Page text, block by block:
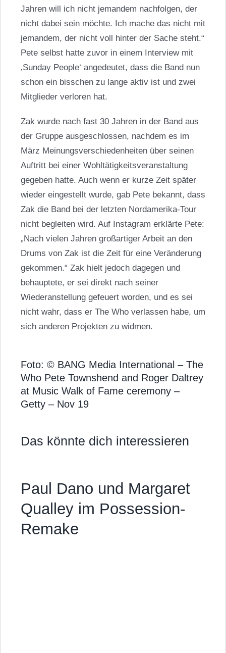
Jahren will ich nicht jemandem nachfolgen, der
nicht dabei sein möchte. Ich mache das nicht mit
jemandem, der nicht voll hinter der Sache steht.“
Pete selbst hatte zuvor in einem Interview mit
‚Sunday People‘ angedeutet, dass die Band nun
schon ein bisschen zu lange aktiv ist und zwei
Mitglieder verloren hat.
Zak wurde nach fast 30 Jahren in der Band aus
der Gruppe ausgeschlossen, nachdem es im
März Meinungsverschiedenheiten über seinen
Auftritt bei einer Wohltätigkeitsveranstaltung
gegeben hatte. Auch wenn er kurze Zeit später
wieder eingestellt wurde, gab Pete bekannt, dass
Zak die Band bei der letzten Nordamerika-Tour
nicht begleiten wird. Auf Instagram erklärte Pete:
„Nach vielen Jahren großartiger Arbeit an den
Drums von Zak ist die Zeit für eine Veränderung
gekommen.“ Zak hielt jedoch dagegen und
behauptete, er sei direkt nach seiner
Wiederanstellung gefeuert worden, und es sei
nicht wahr, dass er The Who verlassen habe, um
sich anderen Projekten zu widmen.
Foto: © BANG Media International – The
Who Pete Townshend and Roger Daltrey
at Music Walk of Fame ceremony –
Getty – Nov 19
Das könnte dich interessieren
Paul Dano und Margaret
Qualley im Possession-
Remake